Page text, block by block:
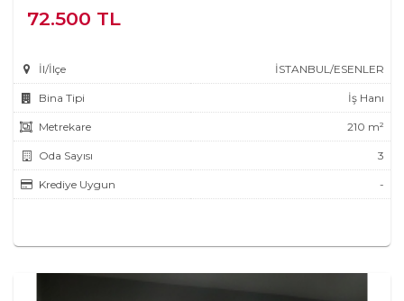
72.500 TL
İl/İlçe İSTANBUL/ESENLER
Bina Tipi İş Hanı
Metrekare 210 m²
Oda Sayısı 3
Krediye Uygun -